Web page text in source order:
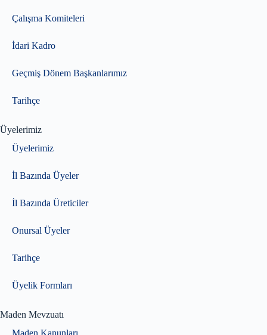
Çalışma Komiteleri
İdari Kadro
Geçmiş Dönem Başkanlarımız
Tarihçe
Üyelerimiz
Üyelerimiz
İl Bazında Üyeler
İl Bazında Üreticiler
Onursal Üyeler
Tarihçe
Üyelik Formları
Maden Mevzuatı
Maden Kanunları